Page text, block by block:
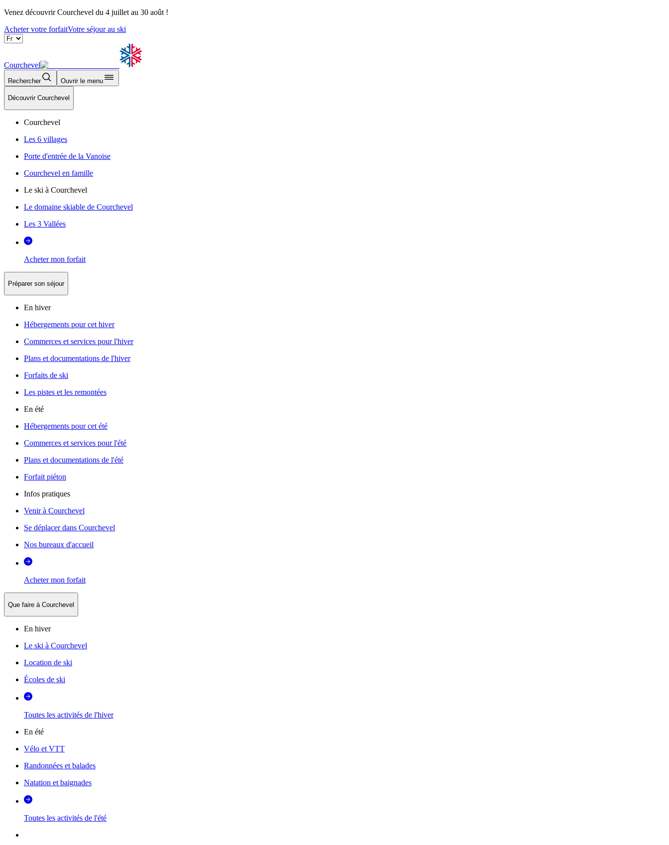
Venez découvrir Courchevel du 4 juillet au 30 août !
Acheter votre forfaitVotre séjour au ski
Courchevel
Rechercher Ouvrir le menu
Découvrir Courchevel
Courchevel
Les 6 villages
Porte d'entrée de la Vanoise
Courchevel en famille
Le ski à Courchevel
Le domaine skiable de Courchevel
Les 3 Vallées
Acheter mon forfait
Préparer son séjour
En hiver
Hébergements pour cet hiver
Commerces et services pour l'hiver
Plans et documentations de l'hiver
Forfaits de ski
Les pistes et les remontées
En été
Hébergements pour cet été
Commerces et services pour l'été
Plans et documentations de l'été
Forfait piéton
Infos pratiques
Venir à Courchevel
Se déplacer dans Courchevel
Nos bureaux d'accueil
Acheter mon forfait
Que faire à Courchevel
En hiver
Le ski à Courchevel
Location de ski
Écoles de ski
Toutes les activités de l'hiver
En été
Vélo et VTT
Randonnées et balades
Natation et baignades
Toutes les activités de l'été